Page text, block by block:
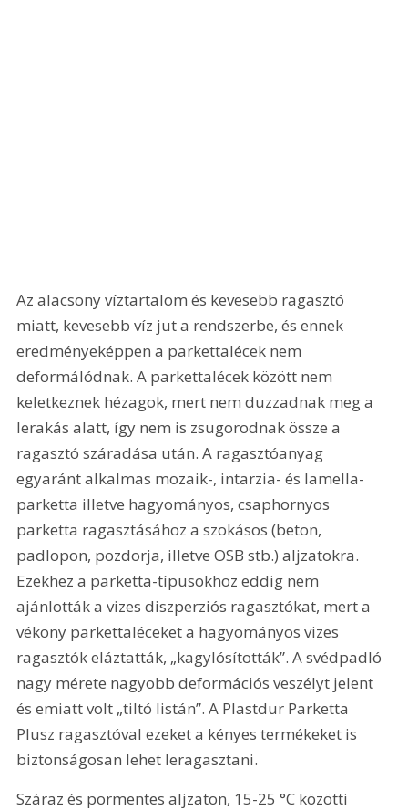
Az alacsony víztartalom és kevesebb ragasztó
miatt, kevesebb víz jut a rendszerbe, és ennek
eredményeképpen a parkettalécek nem
deformálódnak. A parkettalécek között nem
keletkeznek hézagok, mert nem duzzadnak meg a
lerakás alatt, így nem is zsugorodnak össze a
ragasztó száradása után. A ragasztóanyag
egyaránt alkalmas mozaik-, intarzia- és lamella-
parketta illetve hagyományos, csaphornyos
parketta ragasztásához a szokásos (beton,
padlopon, pozdorja, illetve OSB stb.) aljzatokra.
Ezekhez a parketta-típusokhoz eddig nem
ajánlották a vizes diszperziós ragasztókat, mert a
vékony parkettaléceket a hagyományos vizes
ragasztók eláztatták, „kagylósították”. A svédpadló
nagy mérete nagyobb deformációs veszélyt jelent
és emiatt volt „tiltó listán”. A Plastdur Parketta
Plusz ragasztóval ezeket a kényes termékeket is
biztonságosan lehet leragasztani.
Száraz és pormentes aljzaton, 15-25 °C közötti